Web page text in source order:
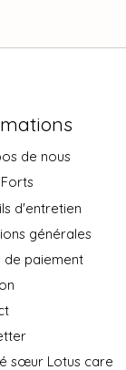
de nous
d'entretien
générales
de paiement
sœur Lotus care